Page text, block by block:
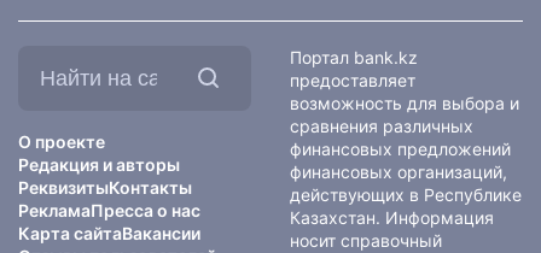
О проекте
Редакция и авторы
РеквизитыКонтакты
РекламаПресса о нас
Карта сайтаВакансии
Портал bank.kz
предоставляет
возможность для выбора и
сравнения различных
финансовых предложений
финансовых организаций,
действующих в Республике
Казахстан. Информация
носит справочный